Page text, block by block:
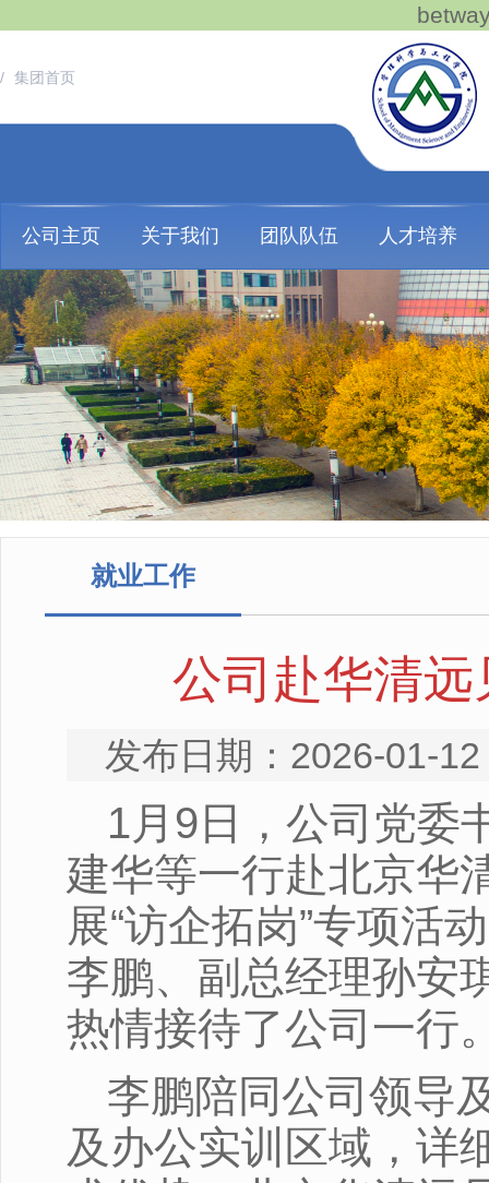
/ 集团首页
公司主页 关于我们 团队队伍 人才培养
就业工作
公司赴华清
发布日期：2026-01-
1月9日，公司党委
建华等一行赴北京华
展“访企拓岗”专项活
李鹏、副总经理孙安
热情接待了公司一行
李鹏陪同公司领导
及办公实训区域，详